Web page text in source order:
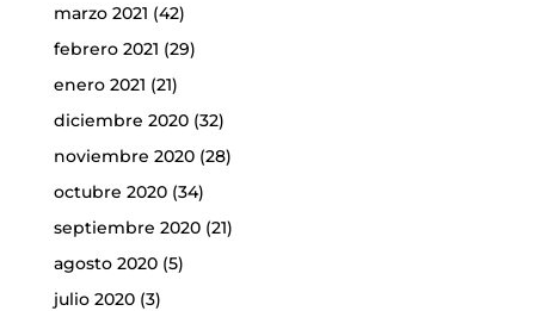
marzo 2021 (42)
febrero 2021 (29)
enero 2021 (21)
diciembre 2020(32)
noviembre 2020(28)
octubre 2020(34)
septiembre 2020(21)
agosto 2020(5)
julio 2020(3)